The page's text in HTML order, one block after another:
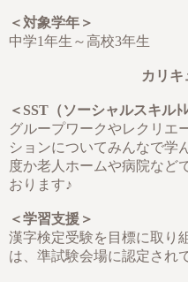
＜対象学年＞
中学1年生～高校3年生
カリキ
＜SST（ソーシャルスキルﾄ
グループワークやレクリエ
ションについてみんなで学
度か老人ホームや病院など
おります♪
＜学習支援＞
漢字検定受験を目標に取り
は、準試験会場に認定され